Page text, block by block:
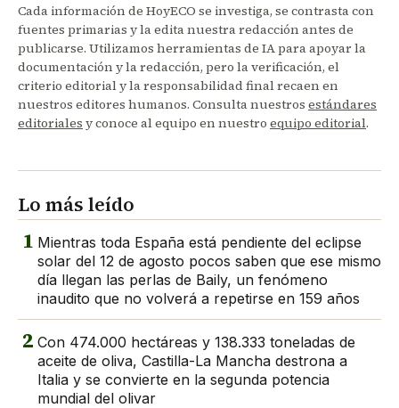
Cada información de HoyECO se investiga, se contrasta con
fuentes primarias y la edita nuestra redacción antes de
publicarse. Utilizamos herramientas de IA para apoyar la
documentación y la redacción, pero la verificación, el
criterio editorial y la responsabilidad final recaen en
nuestros editores humanos. Consulta nuestros estándares
editoriales y conoce al equipo en nuestro equipo editorial.
Lo más leído
1 Mientras toda España está pendiente del eclipse
solar del 12 de agosto pocos saben que ese mismo
día llegan las perlas de Baily, un fenómeno
inaudito que no volverá a repetirse en 159 años
2 Con 474.000 hectáreas y 138.333 toneladas de
aceite de oliva, Castilla-La Mancha destrona a
Italia y se convierte en la segunda potencia
mundial del olivar